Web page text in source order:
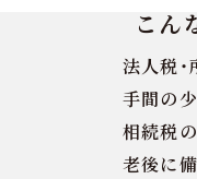
こん
法人税
手間の
相続税
老後に